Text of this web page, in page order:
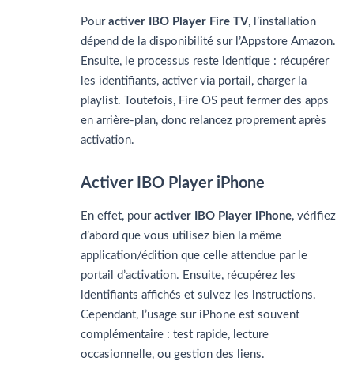
Pouractiver IBO Player Fire TV, l’installation
dépend de la disponibilité sur l’Appstore Amazon.
Ensuite, le processus reste identique : récupérer
les identifiants, activer via portail, charger la
playlist. Toutefois, Fire OS peut fermer des apps
en arrière-plan, donc relancez proprement après
activation.
Activer IBO Player iPhone
En effet, pouractiver IBO Player iPhone, vérifiez
d’abord que vous utilisez bien la même
application/édition que celle attendue par le
portail d’activation. Ensuite, récupérez les
identifiants affichés et suivez les instructions.
Cependant, l’usage sur iPhone est souvent
complémentaire : test rapide, lecture
occasionnelle, ou gestion des liens.